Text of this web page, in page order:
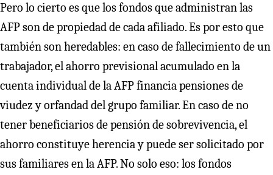
Pero lo cierto es que los fondos que administran las
AFP son de propiedad de cada afiliado. Es por esto que
también son heredables: en caso de fallecimiento de un
trabajador, el ahorro previsional acumulado en la
cuenta individual de la AFP financia pensiones de
viudez y orfandad del grupo familiar. En caso de no
tener beneficiarios de pensión de sobrevivencia, el
ahorro constituye herencia y puede ser solicitado por
sus familiares en la AFP. No solo eso: los fondos